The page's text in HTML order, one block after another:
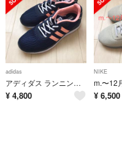
adidas
アディダス ランニング シューズ
¥ 4,800
NIKE
¥ 6,500